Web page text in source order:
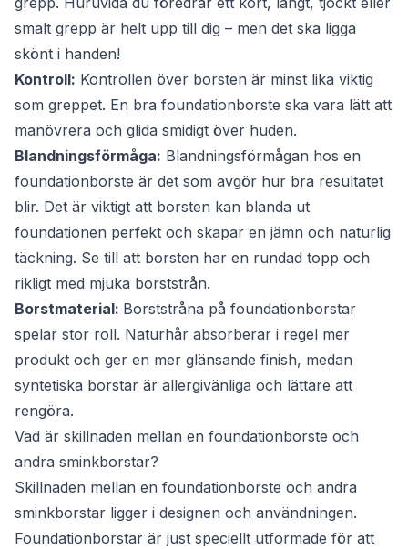
smalt grepp är helt upp till dig – men det ska ligga
skönt i handen!
Kontroll: Kontrollen över borsten är minst lika viktig
som greppet. En bra foundationborste ska vara lätt att
manövrera och glida smidigt över huden.
Blandningsförmåga: Blandningsförmågan hos en
foundationborste är det som avgör hur bra resultatet
blir. Det är viktigt att borsten kan blanda ut
foundationen perfekt och skapar en jämn och naturlig
täckning. Se till att borsten har en rundad topp och
rikligt med mjuka borststrån.
Borstmaterial: Borststråna på foundationborstar
spelar stor roll. Naturhår absorberar i regel mer
produkt och ger en mer glänsande finish, medan
syntetiska borstar är allergivänliga och lättare att
rengöra.
Vad är skillnaden mellan en foundationborste och
andra sminkborstar?
Skillnaden mellan en foundationborste och andra
sminkborstar ligger i designen och användningen.
Foundationborstar är just speciellt utformade för att